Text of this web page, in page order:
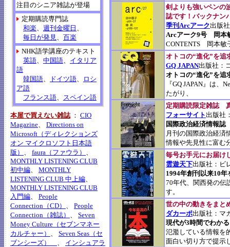
注目のシニア雑誌が登場
定期購読専門誌
和楽
週刊金曜日
毎日が発見
百楽
NHK語学講座のテキスト
英語
中国語
イタリア
語
韓国語
ドイツ語
ロシ
ア語
フランス語
スペイン語
本屋で買えない雑誌 ： CIO
Magazine
Directions on
Microsoft（ディレクションズ
オン マイクロソフト日本語
版）
faura（ファウラ）
MONTHLY LISTENING CLUB
初中編
MONTHLY
LISTENING CLUB 中上編
MONTHLY LISTENING CLUB
入門編
People
Connection（CD）
People
Connection（雑誌）
Seven
Money Culture（セブンマネー
カルチャー）
Seven Seas（セ
ブンシーズ）
インシュアラ
剣よりも強いペンの
誌です！バックナン
季刊Arcアーク出版
Arcアーク9号 岡本
CONTENTS 岡本敏
オトコの“進化”を追
GQ JAPAN出版社：
オトコの“進化”を追
『GQ JAPAN』は、
たがり、
定期購読限定雑誌
フォーサイト出版社
国際政治経済情報誌
月刊の国際政治経済
情報や先見性に富む
毎号お手元にお届け
雲遊天下出版社：ビ
1994年創刊以来10
70年代、関西発の伝
す。
世の中の動きをまと
ダカーポ出版社：マ
現代が3時間でわか
氾濫している情報を
面白い切り方で提示